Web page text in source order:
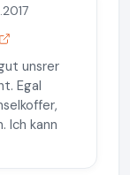
unsrer
Egal
Ich kann